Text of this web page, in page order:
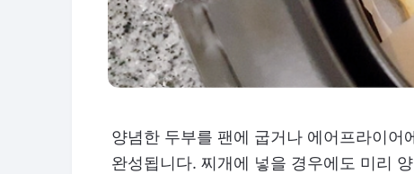
양념한 두부를 팬에 굽거나 에어프라이어
완성됩니다. 찌개에 넣을 경우에도 미리